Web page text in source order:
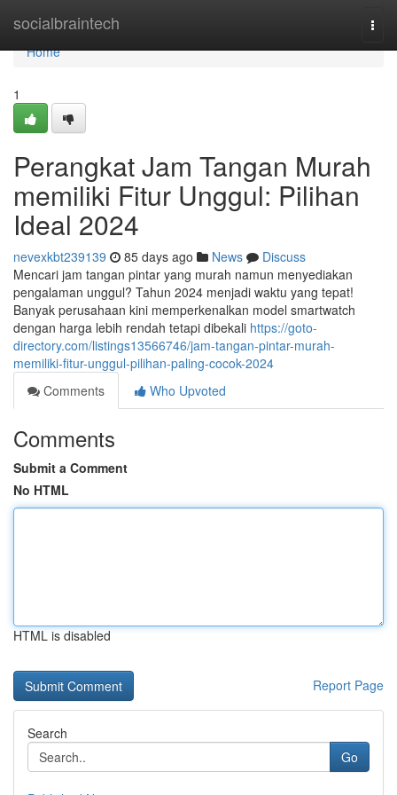
socialbraintech
Home
Home
1
Perangkat Jam Tangan Murah
memiliki Fitur Unggul: Pilihan
Ideal 2024
nevexkbt239139 85 days ago News
Discuss
Mencari jam tangan pintar yang murah namun menyediakan
pengalaman unggul? Tahun 2024 menjadi waktu yang tepat!
Banyak perusahaan kini memperkenalkan model smartwatch
dengan harga lebih rendah tetapi dibekali https://goto-
directory.com/listings13566746/jam-tangan-pintar-murah-
memiliki-fitur-unggul-pilihan-paling-cocok-2024
Comments
Who Upvoted
Comments
Submit a Comment
No HTML
HTML is disabled
Report Page
Search
Go